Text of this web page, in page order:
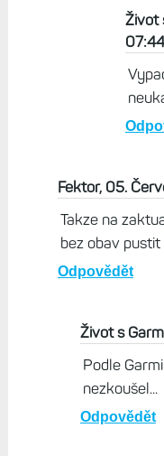
Život
07:44
Fektor, 05.
Takze na
bez obav
Odpovědět
Život s
Podle
nezkoušel...
Odpovědět